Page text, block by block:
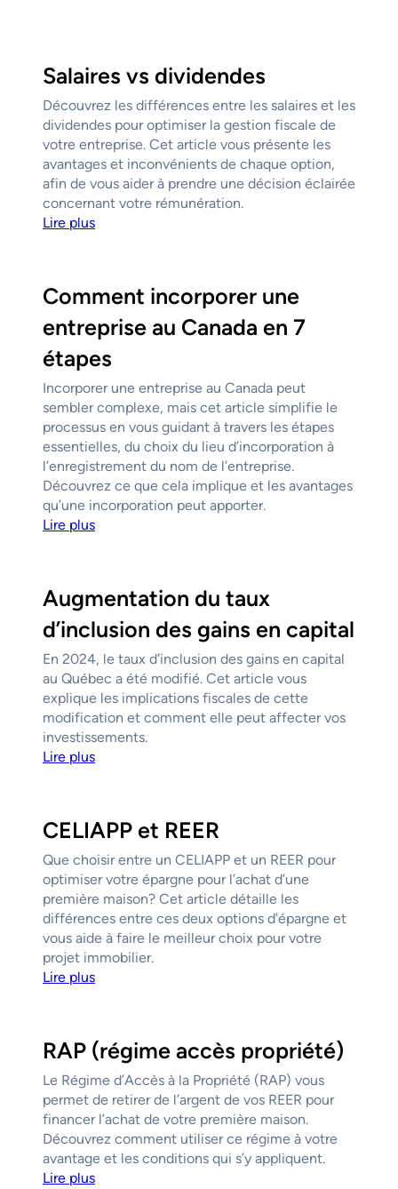
Salaires vs dividendes
Découvrez les différences entre les salaires et les
dividendes pour optimiser la gestion fiscale de
votre entreprise. Cet article vous présente les
avantages et inconvénients de chaque option,
afin de vous aider à prendre une décision éclairée
concernant votre rémunération.
Lire plus
Comment incorporer une
entreprise au Canada en 7
étapes
Incorporer une entreprise au Canada peut
sembler complexe, mais cet article simplifie le
processus en vous guidant à travers les étapes
essentielles, du choix du lieu d’incorporation à
l’enregistrement du nom de l’entreprise.
Découvrez ce que cela implique et les avantages
qu’une incorporation peut apporter.
Lire plus
Augmentation du taux
d’inclusion des gains en capital
En 2024, le taux d’inclusion des gains en capital
au Québec a été modifié. Cet article vous
explique les implications fiscales de cette
modification et comment elle peut affecter vos
investissements.
Lire plus
CELIAPP et REER
Que choisir entre un CELIAPP et un REER pour
optimiser votre épargne pour l’achat d’une
première maison? Cet article détaille les
différences entre ces deux options d’épargne et
vous aide à faire le meilleur choix pour votre
projet immobilier.
Lire plus
RAP (régime accès propriété)
Le Régime d’Accès à la Propriété (RAP) vous
permet de retirer de l’argent de vos REER pour
financer l’achat de votre première maison.
Découvrez comment utiliser ce régime à votre
avantage et les conditions qui s’y appliquent.
Lire plus